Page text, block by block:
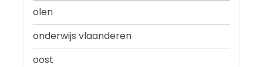
olen
onderwijs vlaanderen
oost